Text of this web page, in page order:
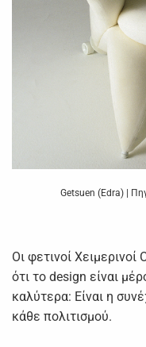
Getsuen (Edra) |
Οι φετινοί
ότι το design είναι
καλύτερα: Είναι η
κάθε πολιτισμού.